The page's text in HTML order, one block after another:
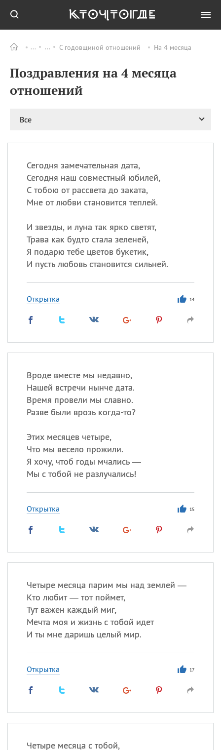
С годовщиной отношений На 4 месяца
Поздравления на 4 месяца
отношений
Все
Сегодня замечательная дата,
Сегодня наш совместный юбилей,
С тобою от рассвета до заката,
Мне от любви становится теплей.
И звезды, и луна так ярко светят,
Трава как будто стала зеленей,
Я подарю тебе цветов букетик,
И пусть любовь становится сильней.
Открытка 14
Вроде вместе мы недавно,
Нашей встречи нынче дата.
Время провели мы славно.
Разве были врозь когда-то?
Этих месяцев четыре,
Что мы весело прожили.
Я хочу, чтоб годы мчались —
Мы с тобой не разлучались!
Открытка 15
Четыре месяца парим мы над землей —
Кто любит — тот поймет,
Тут важен каждый миг,
Мечта моя и жизнь с тобой идет
И ты мне даришь целый мир.
Открытка 17
Четыре месяца с тобой,
ПРАЗДНИКИ Все
06.08
Преображение
Господне у западных
Романа и Давида
мучеников
Национальный день
маяка
ИМЕНА
Сегодня празднуют именины
, Афанасий, Борис
происхождение